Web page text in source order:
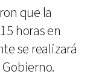
que la
horas en
se realizará